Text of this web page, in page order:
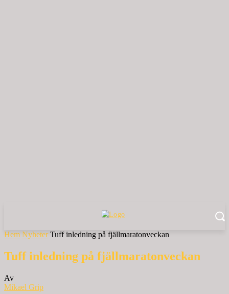
Hem Nyheter Tuff inledning på fjällmaratonveckan
Tuff inledning på fjällmaratonveckan
Av
Mikael Grip